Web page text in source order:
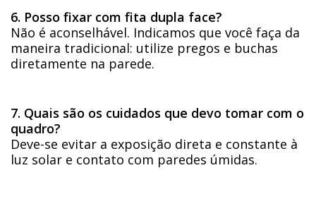
6. Posso fixar com fita dupla face?
Não é aconselhável. Indicamos que você faça da
maneira tradicional: utilize pregos e buchas
diretamente na parede.
7. Quais são os cuidados que devo tomar com o
quadro?
Deve-se evitar a exposição direta e constante à
luz solar e contato com paredes úmidas.